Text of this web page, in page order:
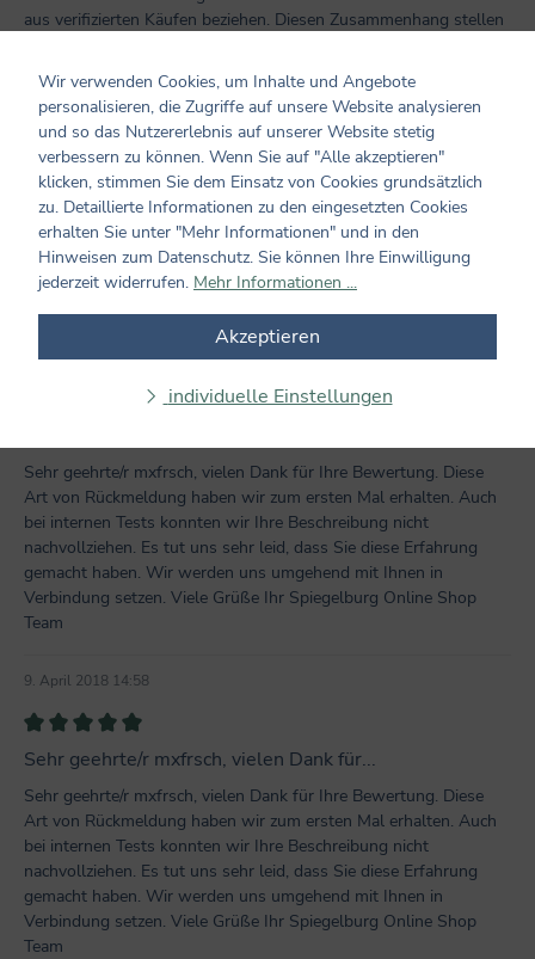
aus verifizierten Käufen beziehen. Diesen Zusammenhang stellen
Kundenkonto möglich sind.
Bewertung schreiben
Bewertungen nur in der aktuellen Sprache anzeigen.
Sortiert nach
Bewertungen
9. April 2018 14:58
Sehr geehrte/r mxfrsch, vielen Dank für Ihre Bewertung. Diese
Art von Rückmeldung haben wir zum ersten Mal erhalten. Auch
bei internen Tests konnten wir Ihre Beschreibung nicht
nachvollziehen. Es tut uns sehr leid, dass Sie diese Erfahrung
gemacht haben. Wir werden uns umgehend mit Ihnen in
Verbindung setzen. Viele Grüße Ihr Spiegelburg Online Shop
Team
9. April 2018 14:58
Bewertung mit 5 von 5 Sternen
Sehr geehrte/r mxfrsch, vielen Dank für...
Sehr geehrte/r mxfrsch, vielen Dank für Ihre Bewertung. Diese
Art von Rückmeldung haben wir zum ersten Mal erhalten. Auch
bei internen Tests konnten wir Ihre Beschreibung nicht
nachvollziehen. Es tut uns sehr leid, dass Sie diese Erfahrung
gemacht haben. Wir werden uns umgehend mit Ihnen in
Verbindung setzen. Viele Grüße Ihr Spiegelburg Online Shop
Team
Wir verwenden Cookies, um Inhalte und Angebote
personalisieren, die Zugriffe auf unsere Website analysieren
und so das Nutzererlebnis auf unserer Website stetig
verbessern zu können. Wenn Sie auf "Alle akzeptieren"
klicken, stimmen Sie dem Einsatz von Cookies grundsätzlich
zu. Detaillierte Informationen zu den eingesetzten Cookies
erhalten Sie unter "Mehr Informationen" und in den
Hinweisen zum Datenschutz. Sie können Ihre Einwilligung
jederzeit widerrufen. Mehr Informationen ...
Akzeptieren
individuelle Einstellungen